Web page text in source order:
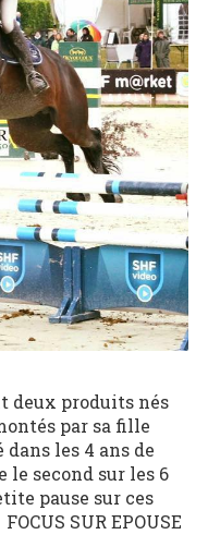
deux produits nés
par sa fille
dans les 4 ans de
le second sur les 6
pause sur ces
SUR EPOUSE